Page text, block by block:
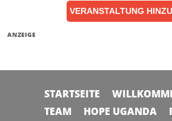
VERANSTALTUNG
ANZEIGE
STARTSEITE
TEAM
HOPE UGANDA